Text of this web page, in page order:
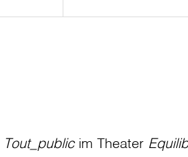
Tout_publicim Theater